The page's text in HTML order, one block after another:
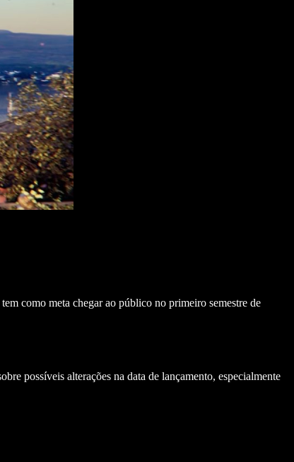
como meta chegar ao público no primeiro semestre de
possíveis alterações na data de lançamento, especialmente